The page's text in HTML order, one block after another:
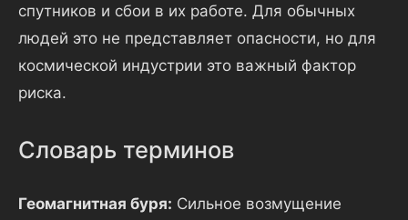
спутников и сбои в их работе. Для обычных
людей это не представляет опасности, но для
космической индустрии это важный фактор
риска.
Словарь терминов
Геомагнитная буря: Сильное возмущение